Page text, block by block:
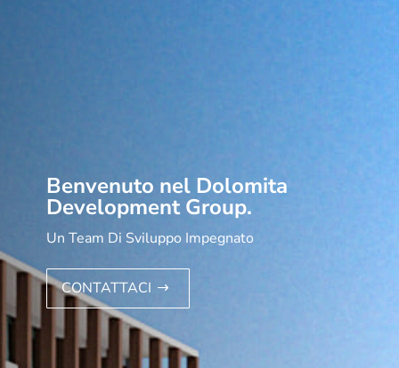
Benvenuto nel Dolomita
Development Group.
Un Team Di Sviluppo Impegnato
CONTATTACI